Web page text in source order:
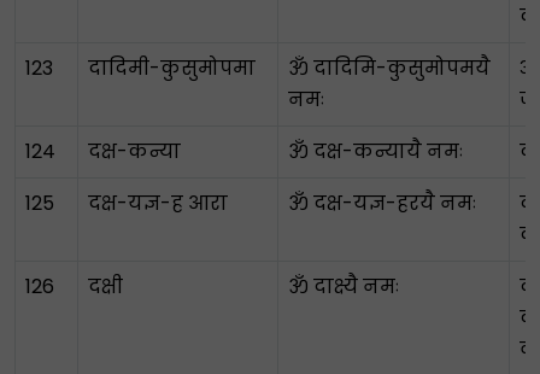
123
दादिमी-कुसुमोपमा
ॐ दादिमि-कुसुमोपमयै
नमः
124
दक्ष-कन्या ॐ दक्ष-कन्यायै नमः
125
दक्ष-यज्ञ-ह आरा ॐ दक्ष-यज्ञ-हरयै नमः
126
दक्षी ॐ दाक्ष्यै नमः